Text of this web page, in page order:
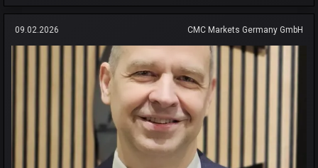
09.02.2026 CMC Markets Germany GmbH